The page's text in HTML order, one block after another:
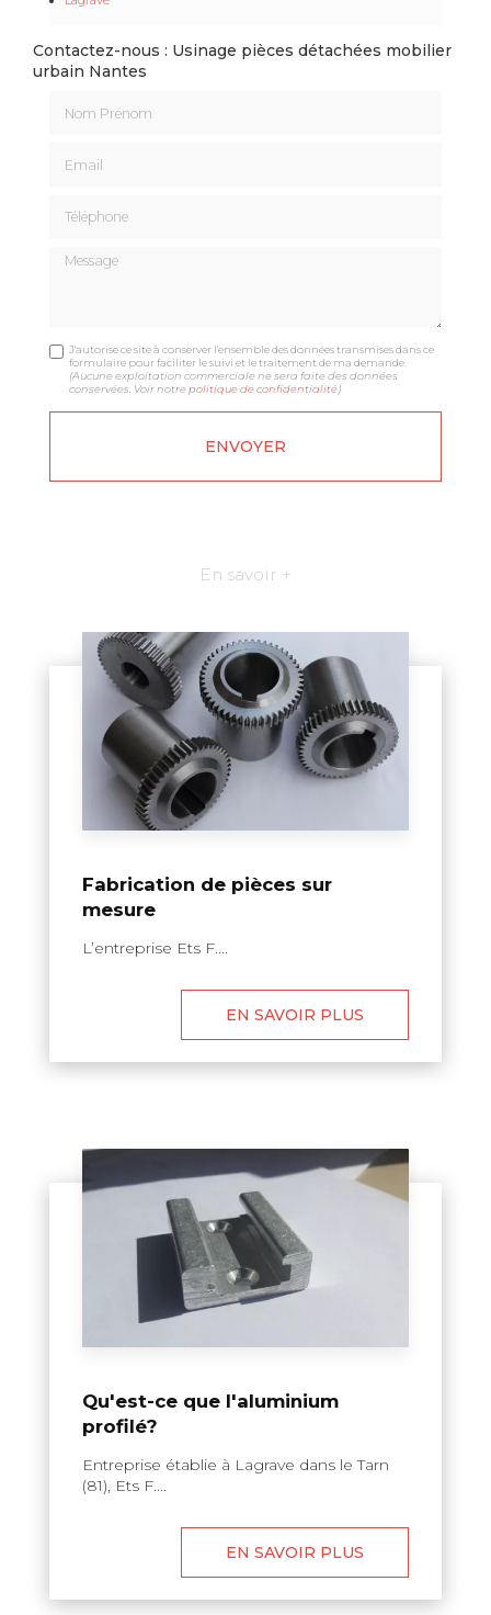
Contactez-nous : Usinage pièces détachées mobilier
urbain Nantes
Message
J'autorise ce site à conserver l'ensemble des données transmises dans ce
formulaire pour faciliter le suivi et le traitement de ma demande.
(Aucune exploitation commerciale ne sera faite des données
conservées. Voir notrepolitique de confidentialité)
En savoir +
Fabrication de pièces sur
mesure
L’entreprise Ets F....
EN SAVOIR PLUS
Qu'est-ce que l'aluminium
profilé?
Entreprise établie à Lagrave dans le Tarn
(81), Ets F....
EN SAVOIR PLUS